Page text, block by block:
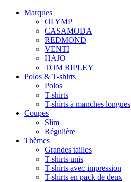
Marques
OLYMP
CASAMODA
REDMOND
VENTI
HAJO
TOM RIPLEY
Polos & T-shirts
Polos
T-shirts
T-shirts à manches longues
Coupes
Slim
Régulière
Thèmes
Grandes tailles
T-shirts unis
T-shirts avec impression
T-shirts en pack de deux